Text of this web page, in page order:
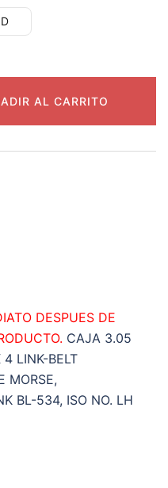
AL CARRITO
DESPUES DE
CAJA 3.05
LINK-BELT
MORSE,
BL-534, ISO NO. LH